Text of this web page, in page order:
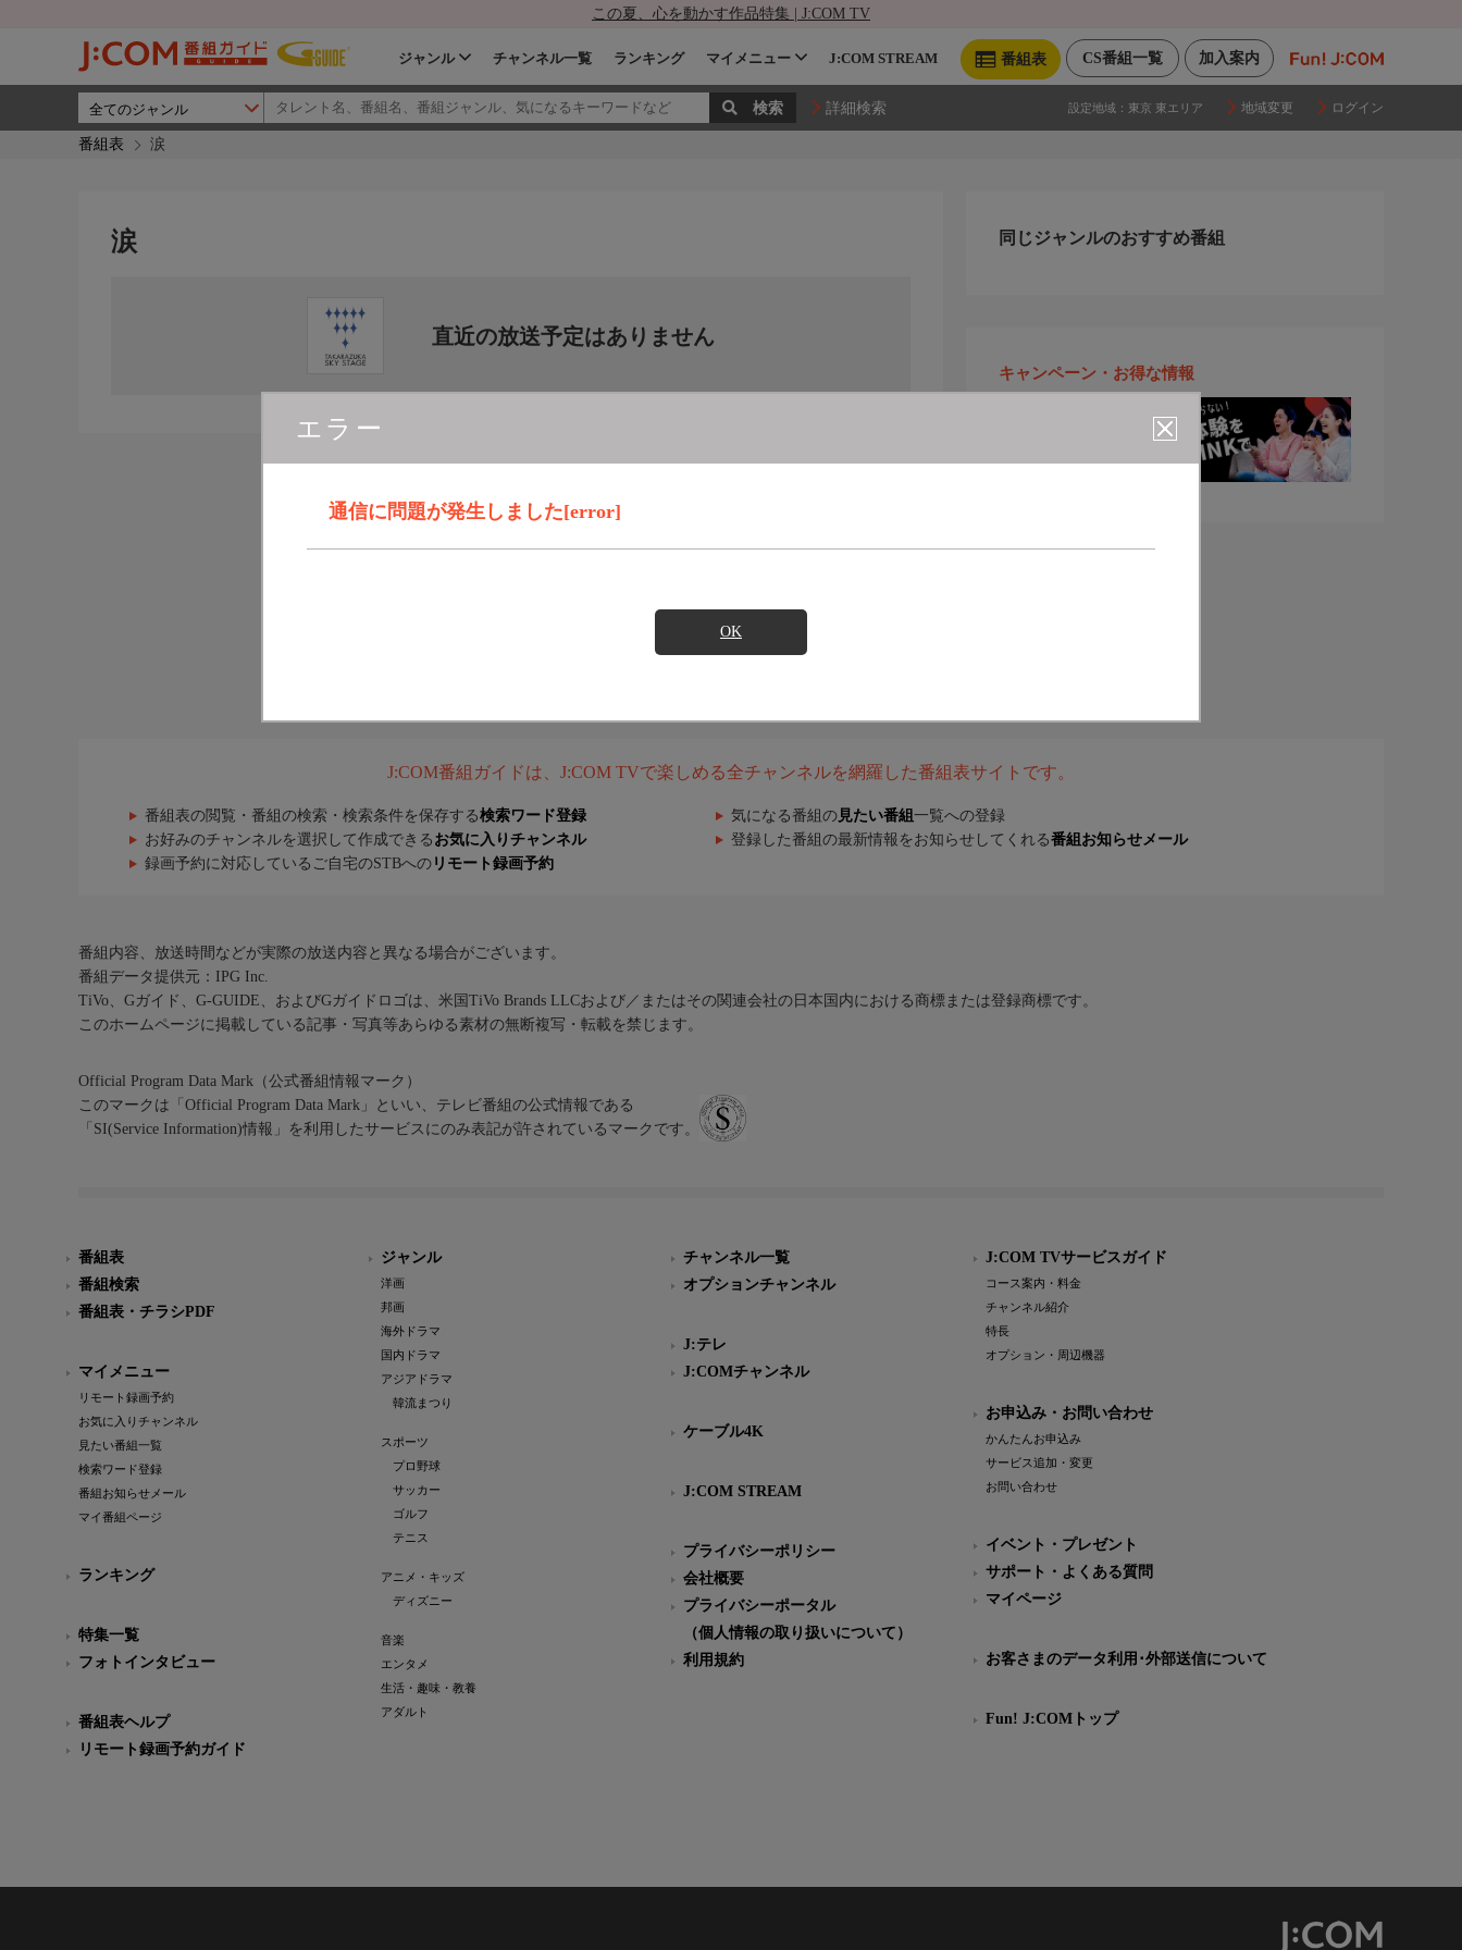
この夏、心を動かす作品特集 | J:COM TV
加入案内
CS番組一覧
番組表
ジャンル チャンネル一覧 ランキング マイメニュー J:COM STREAM
詳細検索 設定地域： 東京 東エリア 地域変更 ログイン
番組表 涙
エラー
通信に問題が発生しました[error]
OK
涙
直近の放送予定はありません
同じジャンルのおすすめ番組
キャンペーン・お得な情報
J:COM番組ガイドは、J:COM TVで楽しめる全チャンネルを網羅した番組表サイトです。
番組表の閲覧・番組の検索・検索条件を保存する検索ワード登録 気になる番組の 見たい番組 一覧への登録
お好みのチャンネルを選択して作成できる お気に入りチャンネル 登録した番組の最新情報をお知らせしてくれる番組お知らせメール
録画予約に対応しているご自宅のSTBへの リモート録画予約
番組内容、放送時間などが実際の放送内容と異なる場合がございます。
番組データ提供元：IPG Inc.
TiVo、Gガイド、G-GUIDE、およびGガイドロゴは、米国TiVo Brands LLCおよび／またはその関連会社の日本国内における商標または登録商標です。
このホームページに掲載している記事・写真等あらゆる素材の無断複写・転載を禁じます。
Official Program Data Mark（公式番組情報マーク）
このマークは「Official Program Data Mark」といい、テレビ番組の公式情報である
「SI(Service Information)情報」を利用したサービスにのみ表記が許されているマークです。
番組表
番組検索
番組表・チラシPDF
マイメニュー
リモート録画予約
お気に入りチャンネル
見たい番組一覧
検索ワード登録
番組お知らせメール
マイ番組ページ
ランキング
特集一覧
フォトインタビュー
番組表ヘルプ
リモート録画予約ガイド
ジャンル
洋画
邦画
海外ドラマ
国内ドラマ
アジアドラマ
韓流まつり
スポーツ
プロ野球
サッカー
ゴルフ
テニス
アニメ・キッズ
ディズニー
音楽
エンタメ
生活・趣味・教養
アダルト
チャンネル一覧
オプションチャンネル
J:テレ
J:COMチャンネル
ケーブル4K
J:COM STREAM
プライバシーポリシー
会社概要
プライバシーポータル
（個人情報の取り扱いについて）
利用規約
J:COM TVサービスガイド
コース案内・料金
チャンネル紹介
特長
オプション・周辺機器
お申込み・お問い合わせ
かんたんお申込み
サービス追加・変更
お問い合わせ
イベント・プレゼント
サポート・よくある質問
マイページ
お客さまのデータ利用･外部送信について
Fun! J:COMトップ